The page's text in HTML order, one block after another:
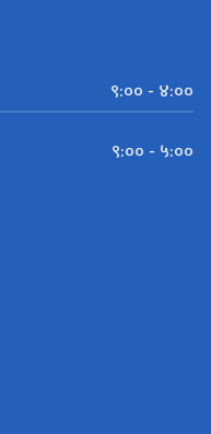
९:०० - ४:००
९:०० - ५:००